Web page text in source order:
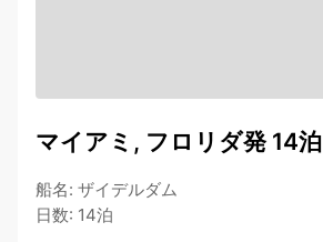
マイアミ, フロリダ発 14泊
船名: ザイデルダム
日数: 14泊